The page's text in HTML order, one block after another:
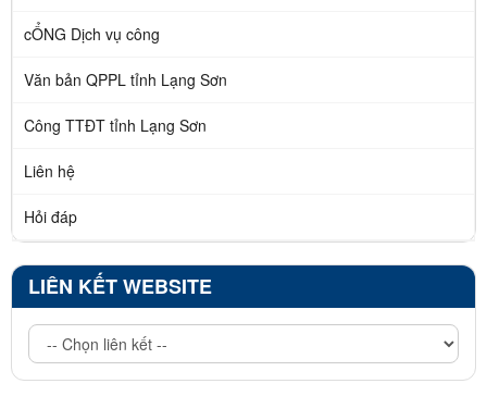
cỔNG Dịch vụ công
Văn bản QPPL tỉnh Lạng Sơn
Công TTĐT tỉnh Lạng Sơn
Liên hệ
Hỏi đáp
LIÊN KẾT WEBSITE